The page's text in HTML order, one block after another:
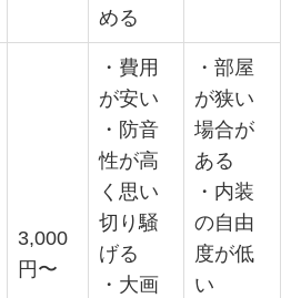
める
3,000
円〜
・費用
が安い
・防音
性が高
く思い
切り騒
げる
・大画
・部屋
が狭い
場合が
ある
・内装
の自由
度が低
い